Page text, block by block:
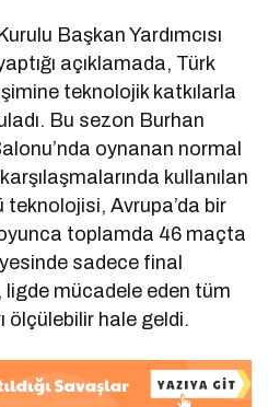
Başkan Yardımcısı
açıklamada, Türk
teknolojik katkılarla
Bu sezon Burhan
oynanan normal
kullanılan
Avrupa’da bir
toplamda 46 maçta
sadece final
ligde mücadele eden tüm
ölçülebilir hale geldi.